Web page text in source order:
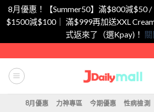
8月優惠！【Summer50】滿$800減$50 /
$1500減$100｜ 滿$999再加送XXL
式返來了（選Kpay)！
to
content
8月優惠 力神專區 今期優惠 性病檢測